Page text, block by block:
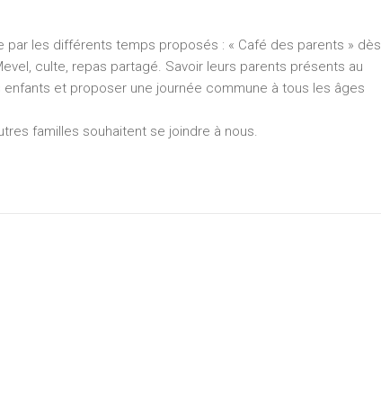
par les différents temps proposés : « Café des parents » dès
culte, repas partagé. Savoir leurs parents présents au
et proposer une journée commune à tous les âges
familles souhaitent se joindre à nous.